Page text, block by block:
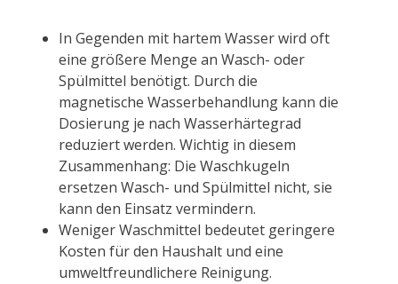
In Gegenden mit hartem Wasser wird oft
eine größere Menge an Wasch- oder
Spülmittel benötigt. Durch die
magnetische Wasserbehandlung kann die
Dosierung je nach Wasserhärtegrad
reduziert werden. Wichtig in diesem
Zusammenhang: Die Waschkugeln
ersetzen Wasch- und Spülmittel nicht, sie
kann den Einsatz vermindern.
Weniger Waschmittel bedeutet geringere
Kosten für den Haushalt und eine
umweltfreundlichere Reinigung.